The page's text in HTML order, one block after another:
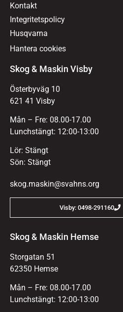
Kontakt
Integritetspolicy
Husqvarna
Hantera cookies
Skog & Maskin Visby
Österbyväg 10
621 41 Visby
Mån – Fre: 08.00-17.00
Lunchstängt: 12:00-13:00
Lör: Stängt
Sön: Stängt
skog.maskin@svahns.org
Visby: 0498-291160
Skog & Maskin Hemse
Storgatan 51
62350 Hemse
Mån – Fre: 08.00-17.00
Lunchstängt: 12:00-13:00